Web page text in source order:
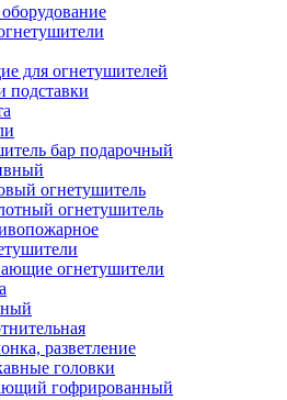
для огнетушителей
бар подарочный
огнетушитель
огнетушитель
огнетушители
разветление
головки
гофрированный